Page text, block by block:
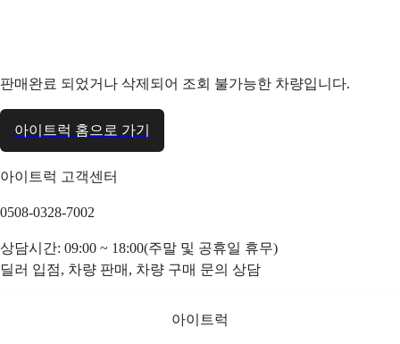
판매완료 되었거나 삭제되어 조회 불가능한 차량입니다.
아이트럭 홈으로 가기
아이트럭 고객센터
0508-0328-7002
상담시간: 09:00 ~ 18:00(주말 및 공휴일 휴무)
딜러 입점, 차량 판매, 차량 구매 문의 상담
아이트럭